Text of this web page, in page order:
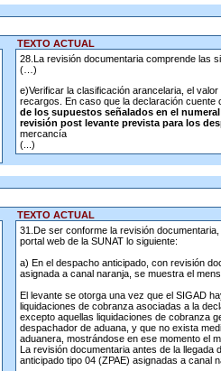
TEXTO ACTUAL
28.La revisión documentaria comprende las
(…)
e)Verificar la clasificación arancelaria, el
recargos. En caso que la declaración cuente
de los supuestos señalados en el
revisión post levante prevista para los
mercancía
(...)
TEXTO ACTUAL
31.De ser conforme la revisión
portal web de la SUNAT lo siguiente:
a) En el despacho anticipado, con revisión
asignada a canal naranja, se muestra el
El levante se otorga una vez que el SIGAD
liquidaciones de cobranza asociadas a la
excepto aquellas liquidaciones de cobranza
despachador de aduana, y que no exista
aduanera, mostrándose en ese momento el
La revisión documentaria antes de la
anticipado tipo 04 (ZPAE) asignadas a canal